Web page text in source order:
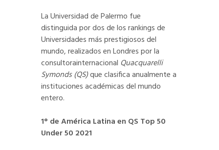
La Universidad de Palermo fue
distinguida por dos de los rankings de
Universidades más prestigiosos del
mundo, realizados en Londres por la
consultorainternacional Quacquarelli
Symonds (QS)que clasifica anualmente a
instituciones académicas del mundo
entero.
1° de América Latina en QS Top 50
Under 50 2021